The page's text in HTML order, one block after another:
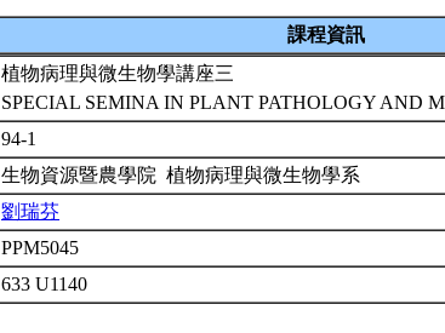
課程資訊
植物病理與微生物學講座三
SPECIAL SEMINA IN PLANT PATHOLOGY AND
94-1
生物資源暨農學院 植物病理與微生物學系
劉瑞芬
PPM5045
633 U1140